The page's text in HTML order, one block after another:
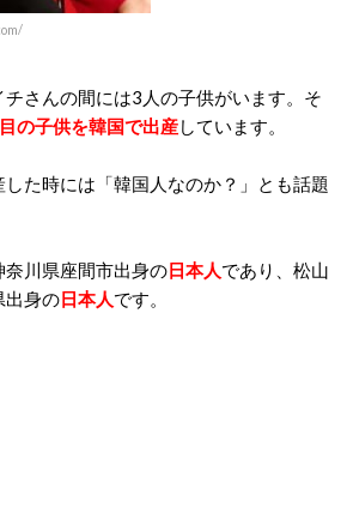
さんの間には3人の子供がいます。そ
の子供を韓国で出産しています。
た時には「韓国人なのか？」とも話題
奈川県座間市出身の 日本人であり、松山
出身の 日本人です。